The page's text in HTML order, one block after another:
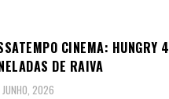
CINEMA: HUNGRY 4
DE RAIVA
JUNHO, 2026